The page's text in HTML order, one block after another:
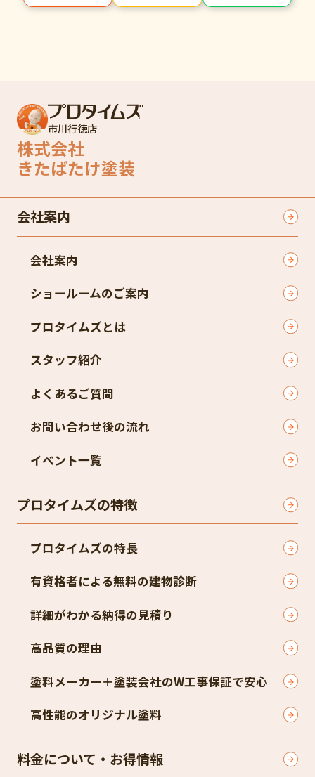
市川行徳店
株式会社
きたばたけ塗装
会社案内
会社案内
ショールームのご案内
プロタイムズとは
スタッフ紹介
よくあるご質問
お問い合わせ後の流れ
イベント一覧
プロタイムズの特徴
プロタイムズの特長
有資格者による無料の建物診断
詳細がわかる納得の見積り
高品質の理由
塗料メーカー＋塗装会社のW工事保証で安心
高性能のオリジナル塗料
料金について・お得情報